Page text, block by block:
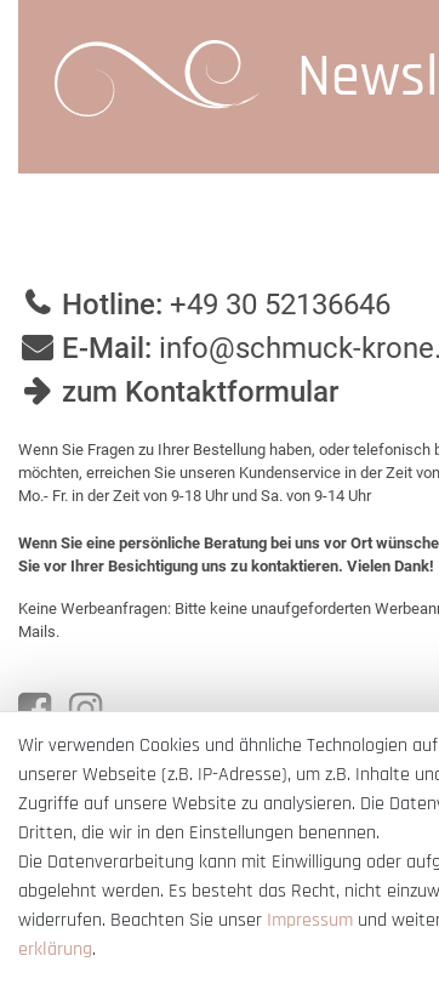
Hotline: +49 30 52136646
E-Mail: info@schmuck-
zum Kontaktformular
Wenn Sie Fragen zu Ihrer Bestellung haben, oder telefonisch
möchten, erreichen Sie unseren Kundenservice in der Zeit von
Mo.- Fr. in der Zeit von 9-18 Uhr und Sa. von 9-14 Uhr
Wenn Sie eine persönliche Beratung bei uns vor Ort
Sie vor Ihrer Besichtigung uns zu kontaktieren. Vielen Dank!
Keine Werbeanfragen: Bitte keine unaufgeforderten
Mails.
* Alle Preise verstehen sich inkl. gesetzl. MwSt. und
Wir verwenden Cookies und ähnliche Technologien
unserer Webseite (z.B. IP-Adresse), um z.B. Inhalte
Zugriffe auf unsere Website zu analysieren. Die
Dritten, die wir in den Einstellungen benennen.
Die Datenverarbeitung kann mit Einwilligung oder
abgelehnt werden. Es besteht das Recht, nicht
widerrufen. Beachten Sie unser Impressum und
erklärung.